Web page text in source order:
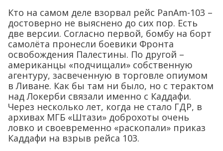
Кто на самом деле взорвал рейс PanAm-103 –
достоверно не выяснено до сих пор. Есть
две версии. Согласно первой, бомбу на борт
самолёта пронесли боевики Фронта
освобождения Палестины. По другой –
американцы «подчищали» собственную
агентуру, засвеченную в торговле опиумом
в Ливане. Как бы там ни было, но с терактом
над Локерби связали именно с Каддафи.
Через несколько лет, когда не стало ГДР, в
архивах МГБ «Штази» доброхоты очень
ловко и своевременно «раскопали» приказ
Каддафи на взрыв рейса 103.